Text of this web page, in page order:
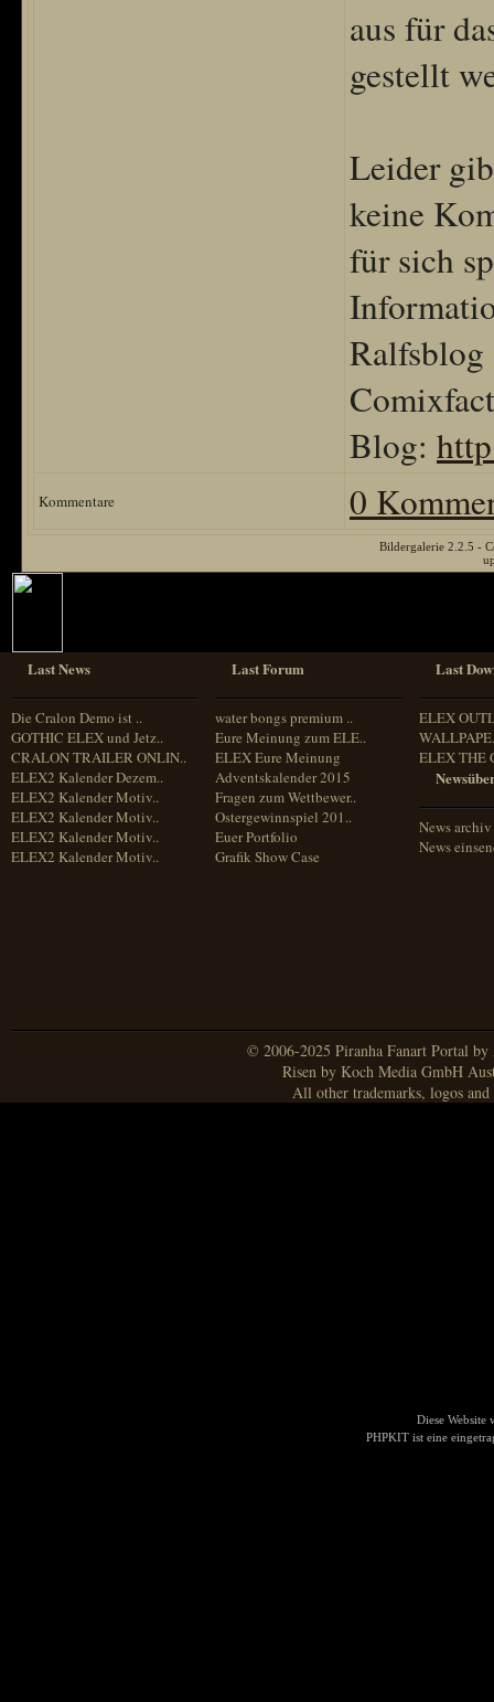
aus für
gestellt
Leider
keine
für sich
Ralfsblog
Blog:
Kommentare 0
Bildergalerie 2.2.5 -
Last News
Die Cralon Demo ist ..
GOTHIC ELEX und Jetz..
CRALON TRAILER ONLIN..
ELEX2 Kalender Dezem..
ELEX2 Kalender Motiv..
ELEX2 Kalender Motiv..
ELEX2 Kalender Motiv..
ELEX2 Kalender Motiv..
Last Forum
water bongs premium ..
Eure Meinung zum ELE..
ELEX Eure Meinung
Adventskalender 2015
Fragen zum Wettbewer..
Ostergewinnspiel 201..
Euer Portfolio
Grafik Show Case
Last
ELEX
ELEX THE
News archiv
News
© 2006-2025 Piranha Fanart Portal
Risen by Koch Media GmbH
All other trademarks, logos
Diese Website
PHPKIT ist eine